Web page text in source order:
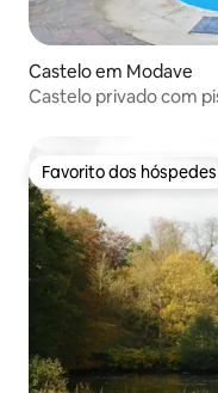
Castelo em Modave
Castelo privado com
Favorito dos hóspedes
Favorito dos hóspedes